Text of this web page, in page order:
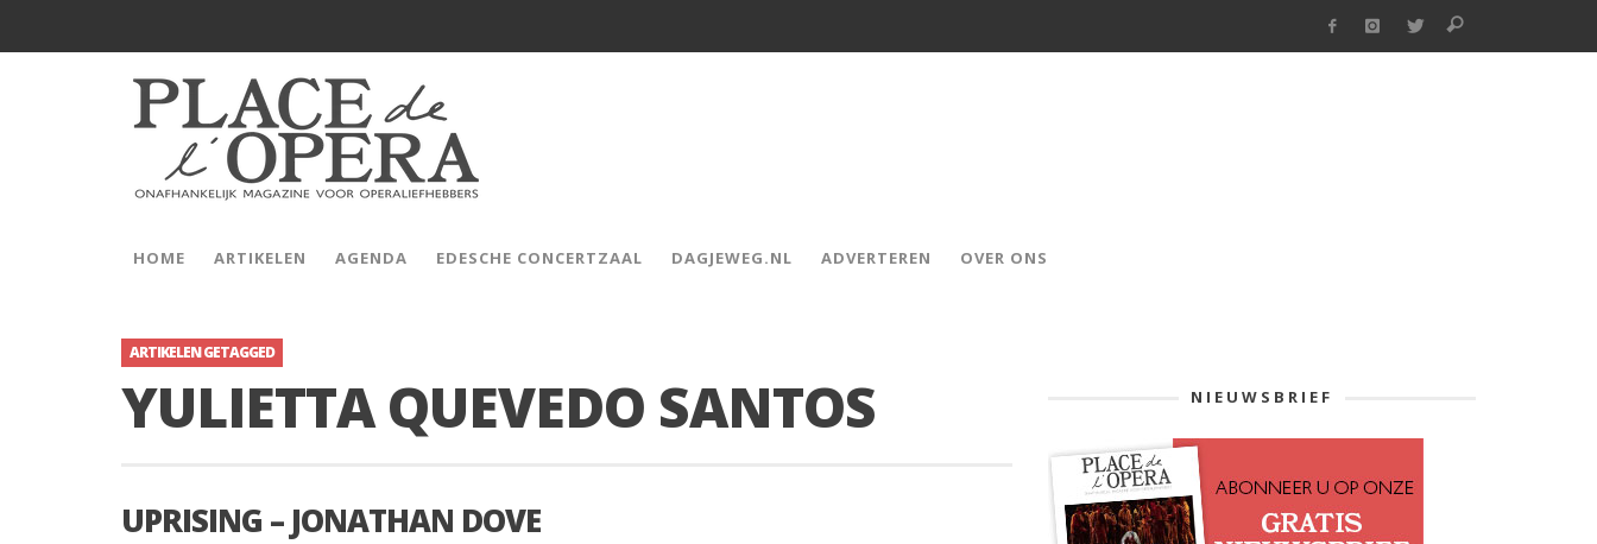
HOME ARTIKELEN AGENDA EDESCHE CONCERTZAAL DAGJEWEG.NL ADVERTEREN OVER ONS
ARTIKELEN GETAGGED
YULIETTA QUEVEDO SANTOS
UPRISING – JONATHAN DOVE
NIEUWSBRIEF